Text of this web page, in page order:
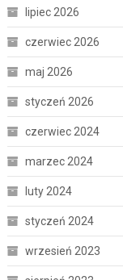
lipiec 2026
czerwiec 2026
maj 2026
styczeń 2026
czerwiec 2024
marzec 2024
luty 2024
styczeń 2024
wrzesień 2023